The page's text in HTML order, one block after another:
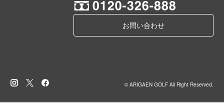
お問い合わせ
© ARIGAEN GOLF All Right Reserved.